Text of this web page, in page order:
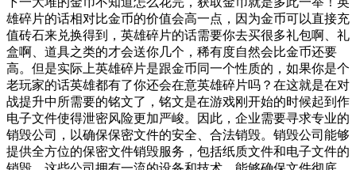
雄碎片的话相对比金币的价值会高一点，因为金币可以直接充
值砖石来兑换得到，英雄碎片的话需要你去买很多礼包啊、礼
盒啊、道具之类的才会送你几个，稀有度自然会比金币还要
高。但是实际上英雄碎片是跟金币同一个性质的，如果你是个
老玩家的话英雄都有了你还会在意英雄碎片吗？在这就是在对
战提升中所需要的铭文了，铭文是在游戏刚开始的时候起到作
电子文件使得泄密风险更加严峻。因此，企业需要寻求专业的
销毁公司，以确保保密文件的安全、合法销毁。销毁公司能够
提供全方位的保密文件销毁服务，包括纸质文件和电子文件的